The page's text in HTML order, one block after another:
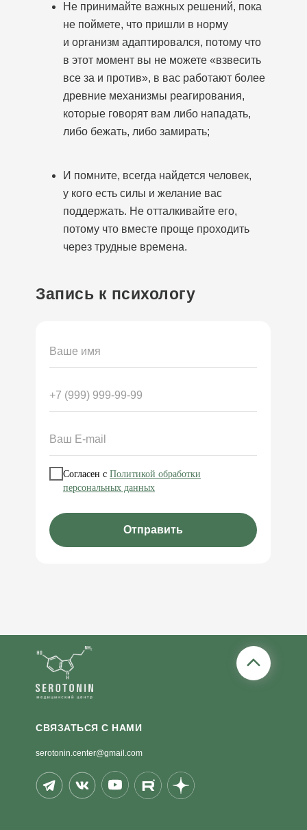
Не принимайте важных решений, пока
не поймете, что пришли в норму
и организм адаптировался, потому что
в этот момент вы не можете «взвесить
все за и против», в вас работают более
древние механизмы реагирования,
которые говорят вам либо нападать,
либо бежать, либо замирать;
И помните, всегда найдется человек,
у кого есть силы и желание вас
поддержать. Не отталкивайте его,
потому что вместе проще проходить
через трудные времена.
Согласен с Политикой обработки
персональных данных
Отправить
Запись к психологу
serotonin.center@gmail.com
СВЯЗАТЬСЯ С НАМИ